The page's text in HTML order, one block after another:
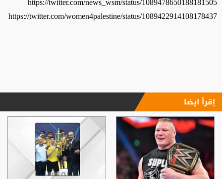
https://twitter.com/women4palestine/status/1089422914108178437
إقرأ ايضا